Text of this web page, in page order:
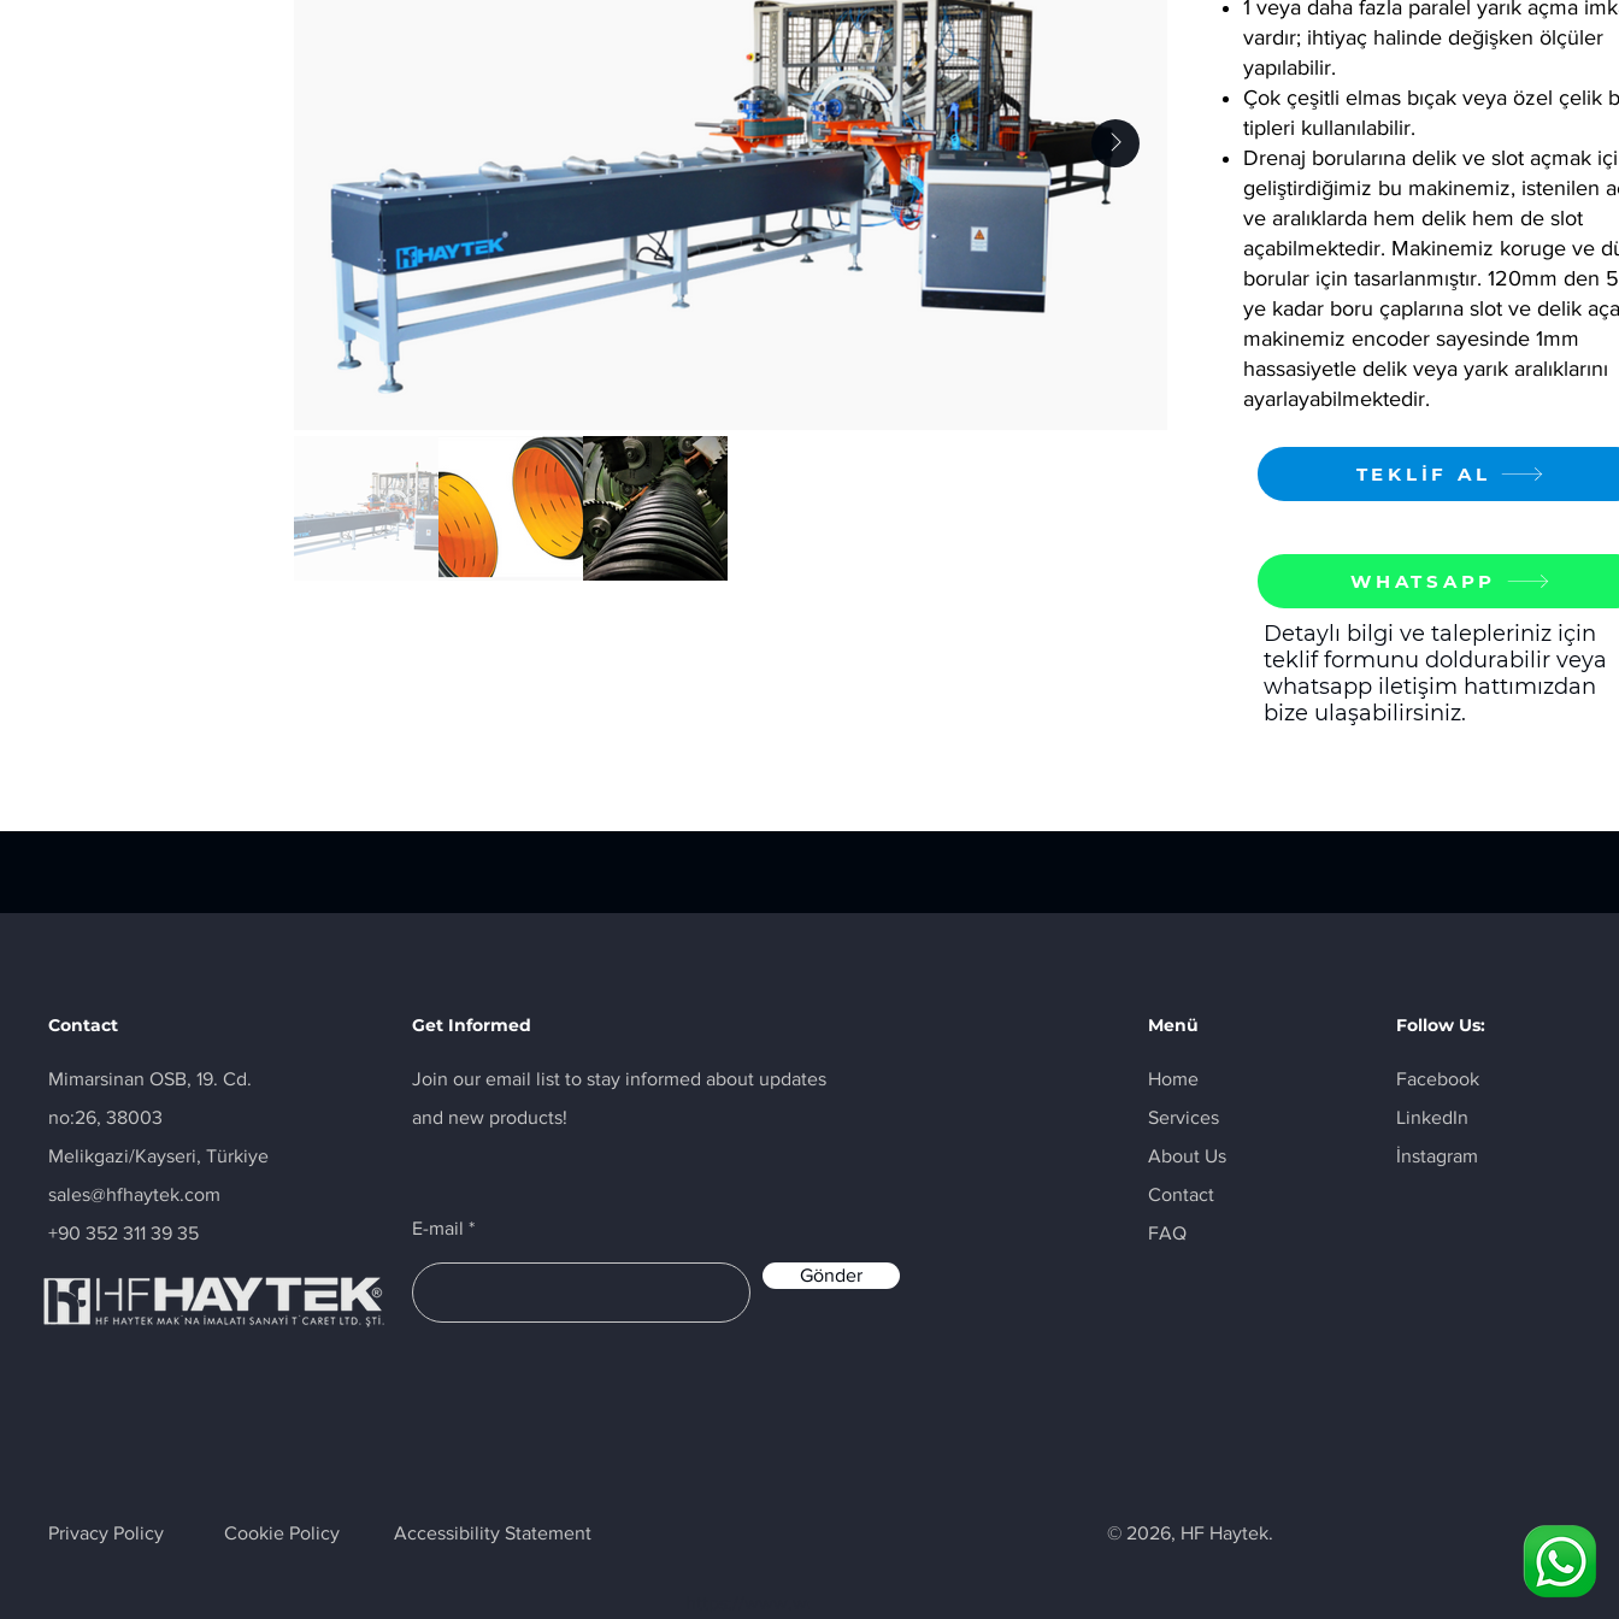
1 veya daha fazla paralel yarık açma
vardır; ihtiyaç halinde değişken ölçüler
yapılabilir.
Çok çeşitli elmas bıçak veya özel çelik
tipleri kullanılabilir.
Drenaj borularına delik ve slot açmak
geliştirdiğimiz bu makinemiz, istenilen
ve aralıklarda hem delik hem de slot
açabilmektedir. Makinemiz koruge ve
borular için tasarlanmıştır. 120mm den
ye kadar boru çaplarına slot ve delik
makinemiz encoder sayesinde 1mm
hassasiyetle delik veya yarık aralıklarını
ayarlayabilmektedir.
TEKLİF AL
WHATSAPP
Detaylı bilgi ve talepleriniz için
teklif formunu doldurabilir veya
whatsapp iletişim hattımızdan
bize ulaşabilirsiniz.
Contact
Mimarsinan OSB, 19. Cd.
no:26, 38003
Melikgazi/Kayseri, Türkiye
sales@hfhaytek.com
+90 352 311 39 35
Get Informed
Join our email list to stay informed about updates
and new products!
E-mail
Gönder
Menü
Home
Services
About Us
Contact
FAQ
Follow Us:
Facebook
LinkedIn
İnstagram
Privacy Policy Cookie Policy Accessibility Statement © 2026, HF Haytek.